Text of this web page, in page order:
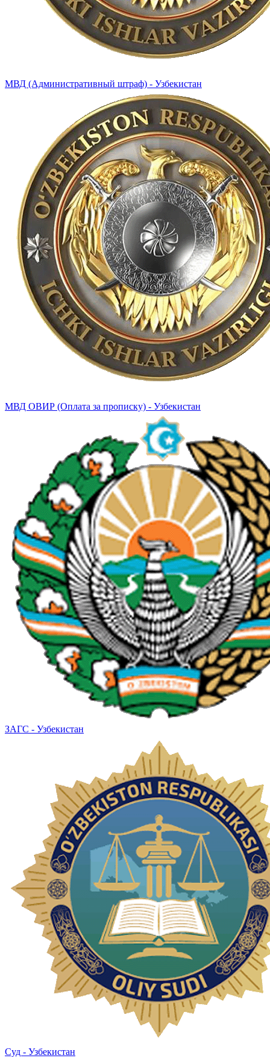
МВД (Административный штраф) - Узбекистан
МВД ОВИР (Оплата за прописку) - Узбекистан
ЗАГС - Узбекистан
Суд - Узбекистан